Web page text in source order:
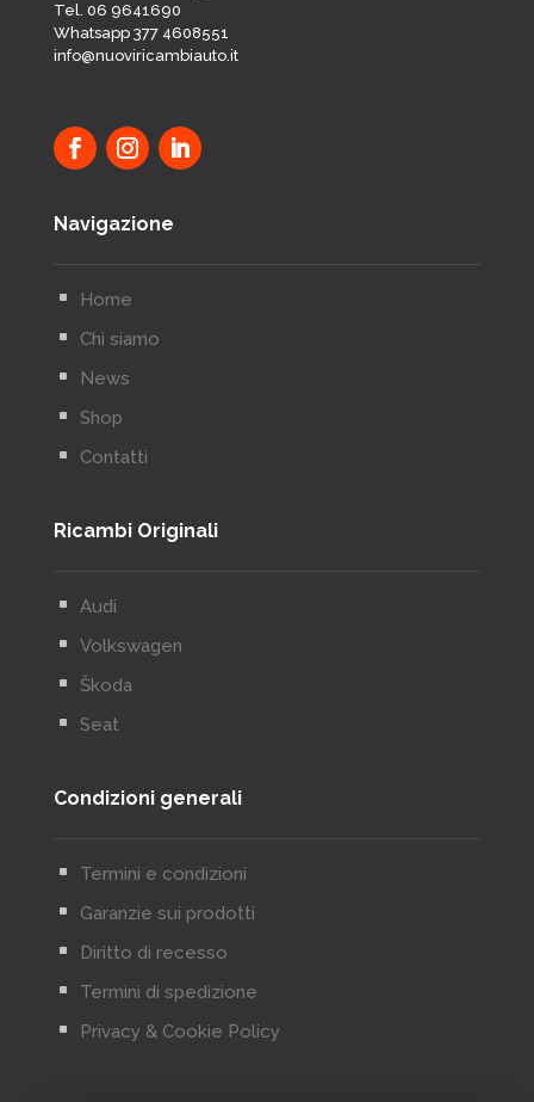
Tel. 06 9641690
Whatsapp 377 4608551
info@nuoviricambiauto.it
Navigazione
^ Home
^ Chi siamo
^ News
^ Shop
^ Contatti
Ricambi Originali
^ Audi
^ Volkswagen
^ Škoda
^ Seat
Condizioni generali
^ Termini e condizioni
^ Garanzie sui prodotti
^ Diritto di recesso
^ Termini di spedizione
^ Privacy & Cookie Policy